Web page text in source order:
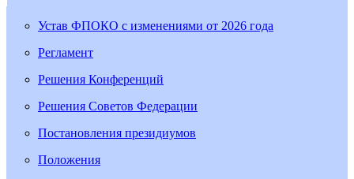
Устав ФПОКО с изменениями от 2026 года
Регламент
Решения Конференций
Решения Советов Федерации
Постановления президиумов
Положения